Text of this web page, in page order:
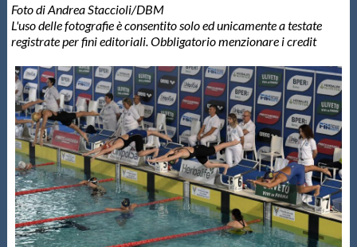
Foto di Andrea Staccioli/DBM
L'uso delle fotografie è consentito solo ed unicamente a testate
registrate per fini editoriali. Obbligatorio menzionare i credit